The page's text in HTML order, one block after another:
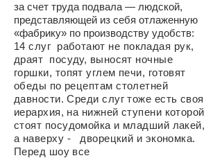
за счет труда подвала — людской,
представляющей из себя отлаженную
«фабрику» по производству удобств:
14 слуг работают не покладая рук,
драят посуду, выносят ночные
горшки, топят углем печи, готовят
обеды по рецептам столетней
давности. Среди слуг тоже есть своя
иерархия, на нижней ступени которой
стоят посудомойка и младший лакей,
а наверху - дворецкий и экономка.
Перед шоу все